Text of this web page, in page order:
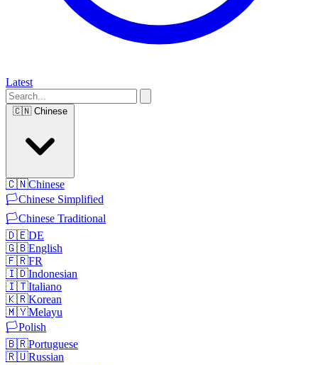
Latest
🇨🇳 Chinese
🇨🇳Chinese
🏳️Chinese Simplified
🏳️Chinese Traditional
🇩🇪DE
🇬🇧English
🇫🇷FR
🇮🇩Indonesian
🇮🇹Italiano
🇰🇷Korean
🇲🇾Melayu
🏳️Polish
🇧🇷Portuguese
🇷🇺Russian